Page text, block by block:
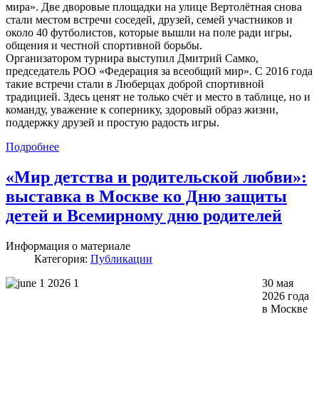
мира». Две дворовые площадки на улице Вертолётная снова
стали местом встречи соседей, друзей, семей участников и
около 40 футболистов, которые вышли на поле ради игры,
общения и честной спортивной борьбы.
Организатором турнира выступил Дмитрий Самко,
председатель РОО «Федерация за всеобщий мир». С 2016 года
такие встречи стали в Люберцах доброй спортивной
традицией. Здесь ценят не только счёт и место в таблице, но и
команду, уважение к сопернику, здоровый образ жизни,
поддержку друзей и простую радость игры.
Подробнее
«Мир детства и родительской любви»:
выставка в Москве ко Дню защиты
детей и Всемирному дню родителей
Информация о материале
Категория: Публикации
30 мая
2026 года
в Москве